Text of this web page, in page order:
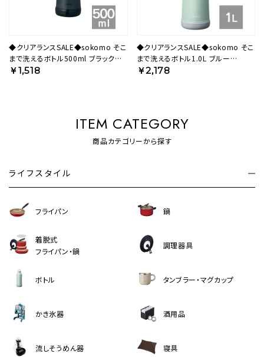
◆クリアランスSALE◆sokomo そこ
まで洗えるボトル500ml ブラック
SAMB500BK 【HO】
￥1,518
◆クリアランスSALE◆sokomo そこ
まで洗えるボトル1.0L ブルー
SAMB1.0BL 【HO】
￥2,178
ITEM CATEGORY
商品カテゴリーから探す
ライフスタイル
フライパン 鍋
着脱式
フライパン・鍋
調理器具
ボトル タンブラー・マグカップ
かき氷器 酒用品
流しそうめん器 寝具